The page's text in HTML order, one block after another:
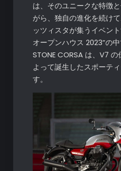
は、そのユニークな特徴
がら、独自の進化を続け
ッツィスタが集うイベン
オープンハウス 2023”の
STONE CORSA は、V7
よって誕生したスポーテ
す。